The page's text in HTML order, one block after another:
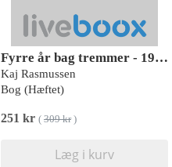
Fyrre år bag tremmer - 1971-2011
Kaj Rasmussen
Bog (Hæftet)
251 kr ( 309 kr)
Læg i kurv